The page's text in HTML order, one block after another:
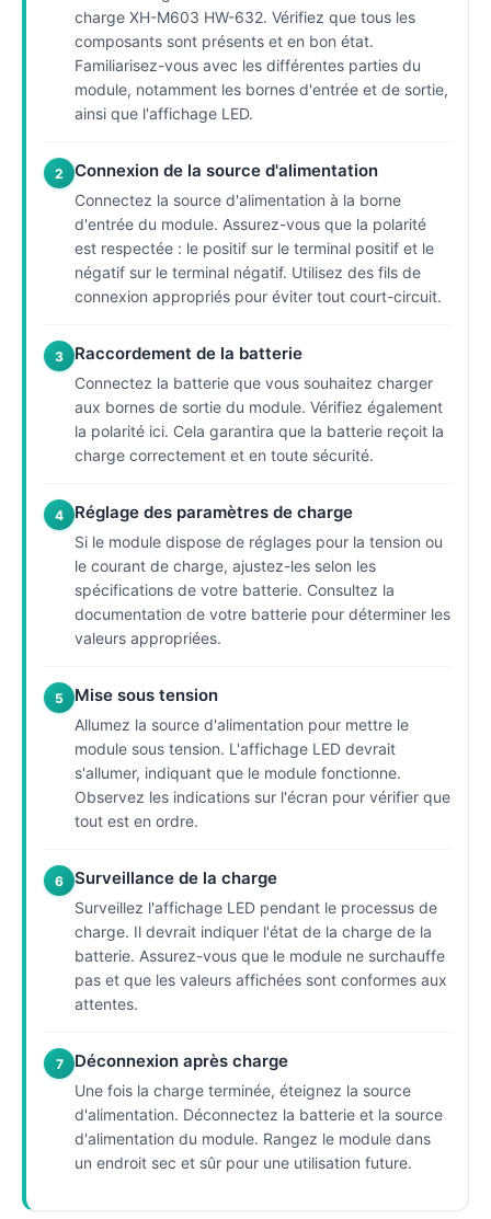
charge XH-M603 HW-632. Vérifiez que tous les
composants sont présents et en bon état.
Familiarisez-vous avec les différentes parties du
module, notamment les bornes d'entrée et de sortie,
ainsi que l'affichage LED.
2 Connexion de la source d'alimentation
Connectez la source d'alimentation à la borne
d'entrée du module. Assurez-vous que la polarité
est respectée : le positif sur le terminal positif et le
négatif sur le terminal négatif. Utilisez des fils de
connexion appropriés pour éviter tout court-circuit.
3 Raccordement de la batterie
Connectez la batterie que vous souhaitez charger
aux bornes de sortie du module. Vérifiez également
la polarité ici. Cela garantira que la batterie reçoit la
charge correctement et en toute sécurité.
4 Réglage des paramètres de charge
Si le module dispose de réglages pour la tension ou
le courant de charge, ajustez-les selon les
spécifications de votre batterie. Consultez la
documentation de votre batterie pour déterminer les
valeurs appropriées.
5 Mise sous tension
Allumez la source d'alimentation pour mettre le
module sous tension. L'affichage LED devrait
s'allumer, indiquant que le module fonctionne.
Observez les indications sur l'écran pour vérifier que
tout est en ordre.
6 Surveillance de la charge
Surveillez l'affichage LED pendant le processus de
charge. Il devrait indiquer l'état de la charge de la
batterie. Assurez-vous que le module ne surchauffe
pas et que les valeurs affichées sont conformes aux
attentes.
7 Déconnexion après charge
Une fois la charge terminée, éteignez la source
d'alimentation. Déconnectez la batterie et la source
d'alimentation du module. Rangez le module dans
un endroit sec et sûr pour une utilisation future.